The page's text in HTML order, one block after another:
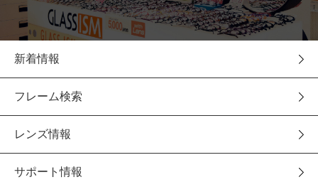
新着情報
フレーム検索
レンズ情報
サポート情報